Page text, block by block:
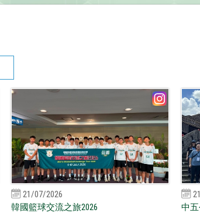
21/07/2026
韓國籃球交流之旅2026
中